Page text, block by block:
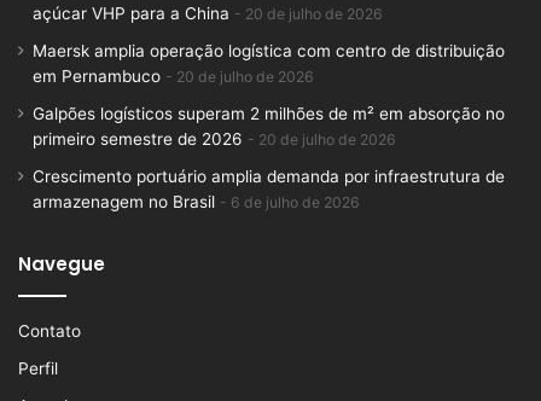
açúcar VHP para a China
20 de julho de 2026
Maersk amplia operação logística com centro de distribuição
em Pernambuco
20 de julho de 2026
Galpões logísticos superam 2 milhões de m² em absorção no
primeiro semestre de 2026
20 de julho de 2026
Crescimento portuário amplia demanda por infraestrutura de
armazenagem no Brasil
6 de julho de 2026
Navegue
Contato
Perfil